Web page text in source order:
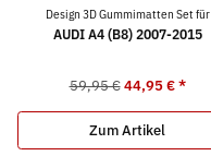
Design 3D Gummimatten Set für
AUDI A4 (B8) 2007-2015
59,95 € 44,95 €*
Zum Artikel